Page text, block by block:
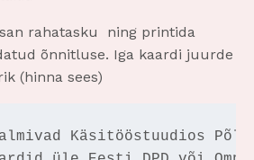
rahatasku ning printida
õnnitluse. Iga kaardi juurde
(hinna sees)